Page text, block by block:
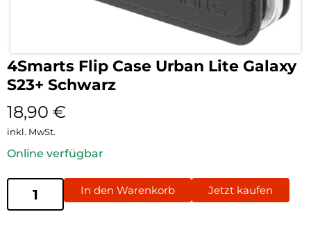
4Smarts Flip Case Urban Lite Galaxy
S23+ Schwarz
18,90 €
inkl. MwSt.
Online verfügbar
In den Warenkorb Jetzt kaufen